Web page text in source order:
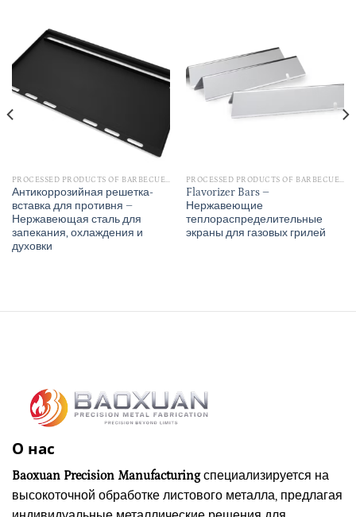
PROCESSED PRODUCTS OF BARBECUE ACCESSORIES
Антикоррозийная решетка-
вставка для противня –
Нержавеющая сталь для
запекания, охлаждения и
духовки
PROCESSED PRODUCTS OF BARBECUE ACCESSORIES
Flavorizer Bars –
Нержавеющие
теплораспределительные
экраны для газовых грилей
О нас
Baoxuan Precision Manufacturingспециализируется на
высокоточной обработке листового металла, предлагая